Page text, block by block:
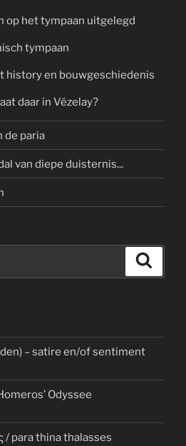
op het tympaan uitgelegd
tympaan
history en bouwgeschiedenis
daar in Vézelay?
de paria
van diepe duisternis...
– satire en/of sentiment
Odyssee
para thina thalasses